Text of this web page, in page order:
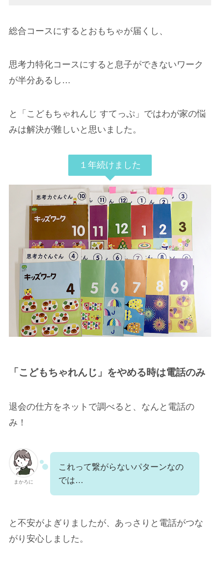
総合コースにするとおもちゃが届くし、
思考力特化コースにすると息子ができないワーク
が半分あるし…
と「こどもちゃれんじ すてっぷ」ではわが家の悩
みは解決が難しいと思いました。
１年続けました
「こどもちゃれんじ」をやめる時は電話のみ
退会の仕方をネットで調べると、なんと電話の
み！
まかろに
これって繋がらないパターンなの
では…
と不安がよぎりましたが、あっさりと電話がつな
がり安心しました。